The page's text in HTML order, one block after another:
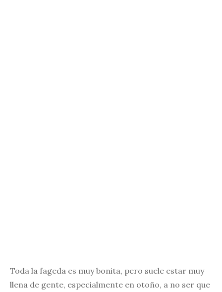
Toda la fageda es muy bonita, pero suele estar muy
llena de gente, especialmente en otoño, a no ser que